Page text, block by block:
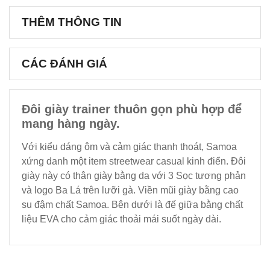
THÊM THÔNG TIN
CÁC ĐÁNH GIÁ
Đôi giày trainer thuôn gọn phù hợp để
mang hàng ngày.
Với kiểu dáng ôm và cảm giác thanh thoát, Samoa
xứng danh một item streetwear casual kinh điển. Đôi
giày này có thân giày bằng da với 3 Sọc tương phản
và logo Ba Lá trên lưỡi gà. Viền mũi giày bằng cao
su đậm chất Samoa. Bên dưới là đế giữa bằng chất
liệu EVA cho cảm giác thoải mái suốt ngày dài.